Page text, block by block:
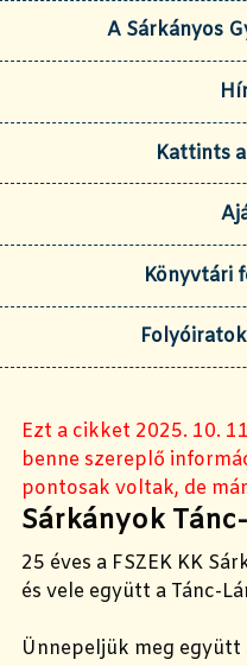
A Sárkányos
Kattints
Könyvtári
Ezt a cikket 2025. 10.
benne szereplő
pontosak voltak, de
Sárkányok
25 éves a FSZEK KK
és vele együtt a Tánc-
Ünnepeljük meg együtt